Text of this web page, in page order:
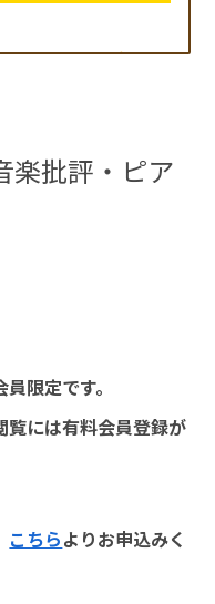
楽批評・ピア
限定です。
には有料会員登録が
こちらよりお申込みく